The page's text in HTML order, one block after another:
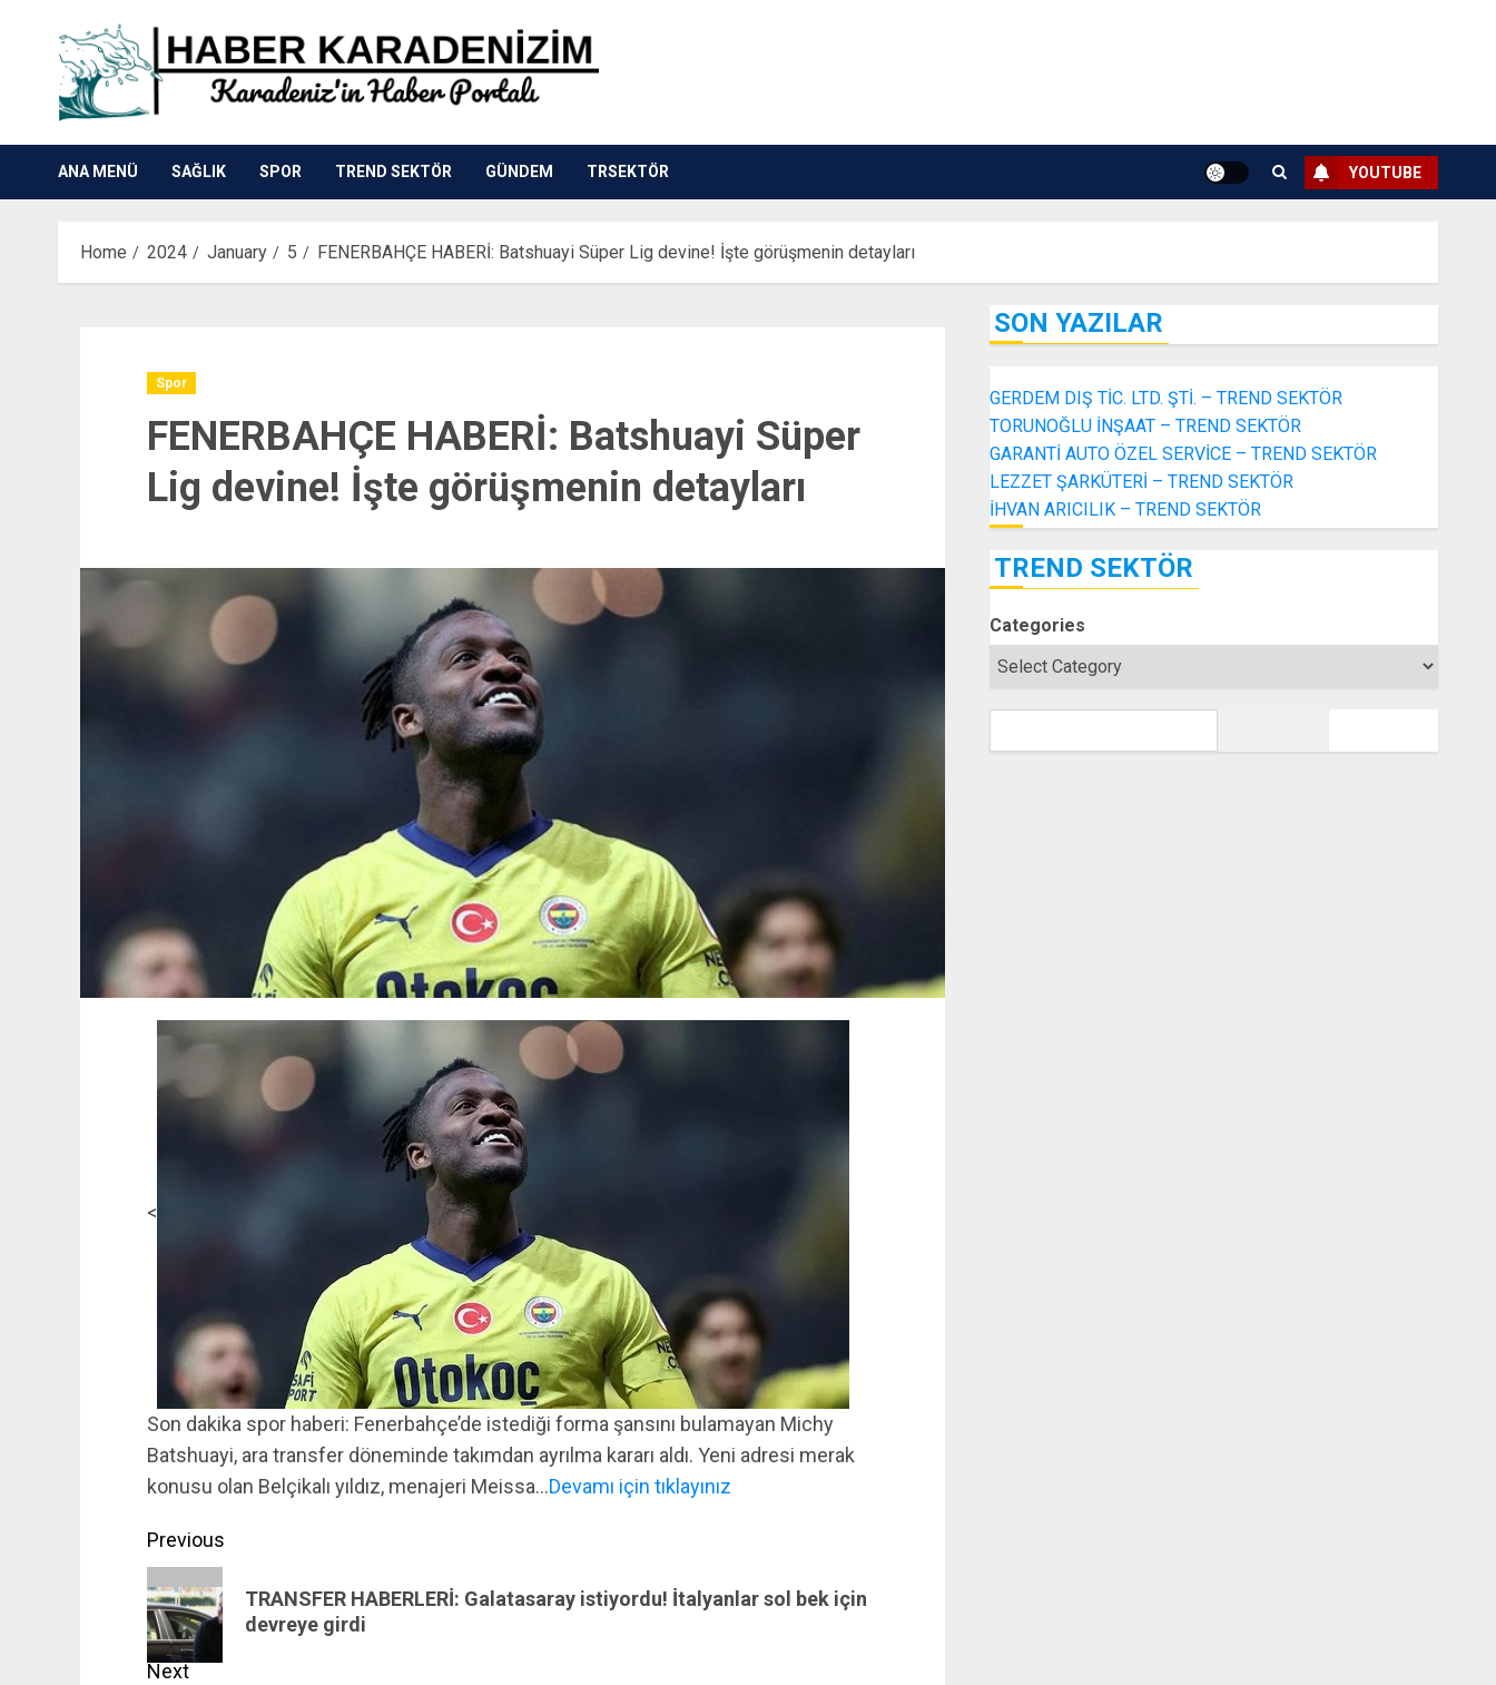
ANA MENÜ SAĞLIK SPOR TREND SEKTÖR GÜNDEM TRSEKTÖR YOUTUBE
Home 2024 January 5 FENERBAHÇE HABERİ: Batshuayi Süper Lig devine! İşte görüşmenin detayları
Spor
FENERBAHÇE HABERİ: Batshuayi Süper
Lig devine! İşte görüşmenin detayları
<
Son dakika spor haberi: Fenerbahçe’de istediği forma şansını bulamayan Michy
Batshuayi, ara transfer döneminde takımdan ayrılma kararı aldı. Yeni adresi merak
konusu olan Belçikalı yıldız, menajeri Meissa…Devamı için tıklayınız
Post
navigation
Previous
Previous
post:
TRANSFER HABERLERİ: Galatasaray istiyordu! İtalyanlar sol bek için
devreye girdi
Next
SON YAZILAR
GERDEM DIŞ TİC. LTD. ŞTİ. – TREND SEKTÖR
TORUNOĞLU İNŞAAT – TREND SEKTÖR
GARANTİ AUTO ÖZEL SERVİCE – TREND SEKTÖR
LEZZET ŞARKÜTERİ – TREND SEKTÖR
İHVAN ARICILIK – TREND SEKTÖR
TREND SEKTÖR
Categories